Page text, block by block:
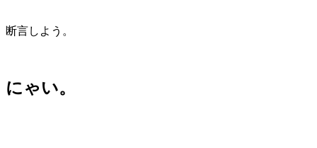
断言しよう。
にゃい。